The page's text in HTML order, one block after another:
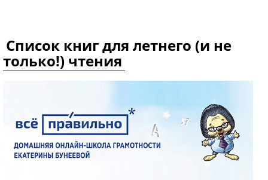
Список книг для летнего (и не
только!) чтения